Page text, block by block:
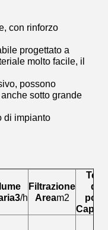
con rinforzo
progettato a
molto facile, il
possono
sotto grande
di impianto
/h
Filtrazione
Aream2